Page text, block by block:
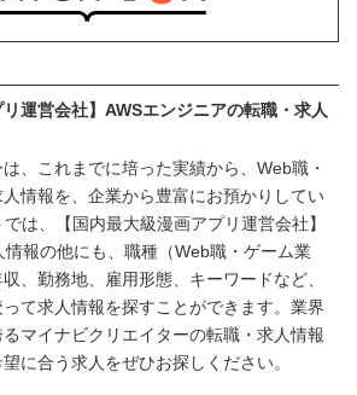
リ運営会社】AWSエンジニアの転職・求人
、これまでに培った実績から、Web職・
情報を、企業から豊富にお預かりしてい
は、【国内最大級漫画アプリ運営会社】
情報の他にも、職種（Web職・ゲーム業
、勤務地、雇用形態、キーワードなど、
て求人情報を探すことができます。業界
るマイナビクリエイターの転職・求人情報
に合う求人をぜひお探しください。